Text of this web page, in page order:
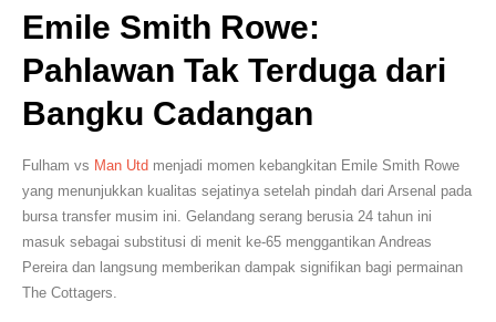
Emile Smith Rowe:
Pahlawan Tak Terduga dari
Bangku Cadangan
Fulham vs Man Utd menjadi momen kebangkitan Emile Smith Rowe
yang menunjukkan kualitas sejatinya setelah pindah dari Arsenal pada
bursa transfer musim ini. Gelandang serang berusia 24 tahun ini
masuk sebagai substitusi di menit ke-65 menggantikan Andreas
Pereira dan langsung memberikan dampak signifikan bagi permainan
The Cottagers.